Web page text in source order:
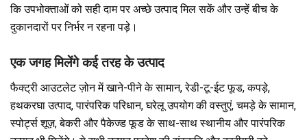
कि उपभोक्ताओं को सही दाम पर अच्छे उत्पाद मिल सकें और उन्हें बीच के
दुकानदारों पर निर्भर न रहना पड़े।
एक जगह मिलेंगे कई तरह के उत्पाद
फैक्ट्री आउटलेट ज़ोन में खाने-पीने के सामान, रेडी-टू-ईट फूड, कपड़े,
हथकरघा उत्पाद, पारंपरिक परिधान, घरेलू उपयोग की वस्तुएं, चमड़े के सामान,
स्पोर्ट्स शूज़, बेकरी और पैकेज्ड फूड के साथ-साथ स्थानीय और पारंपरिक